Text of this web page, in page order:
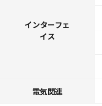
インターフェ
イス
電気関連